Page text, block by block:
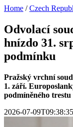
Home /Czech
Odvolací
hnízdo 31.
podmínku
Pražský vrchní
1. září.
podmíněného
2026-07-